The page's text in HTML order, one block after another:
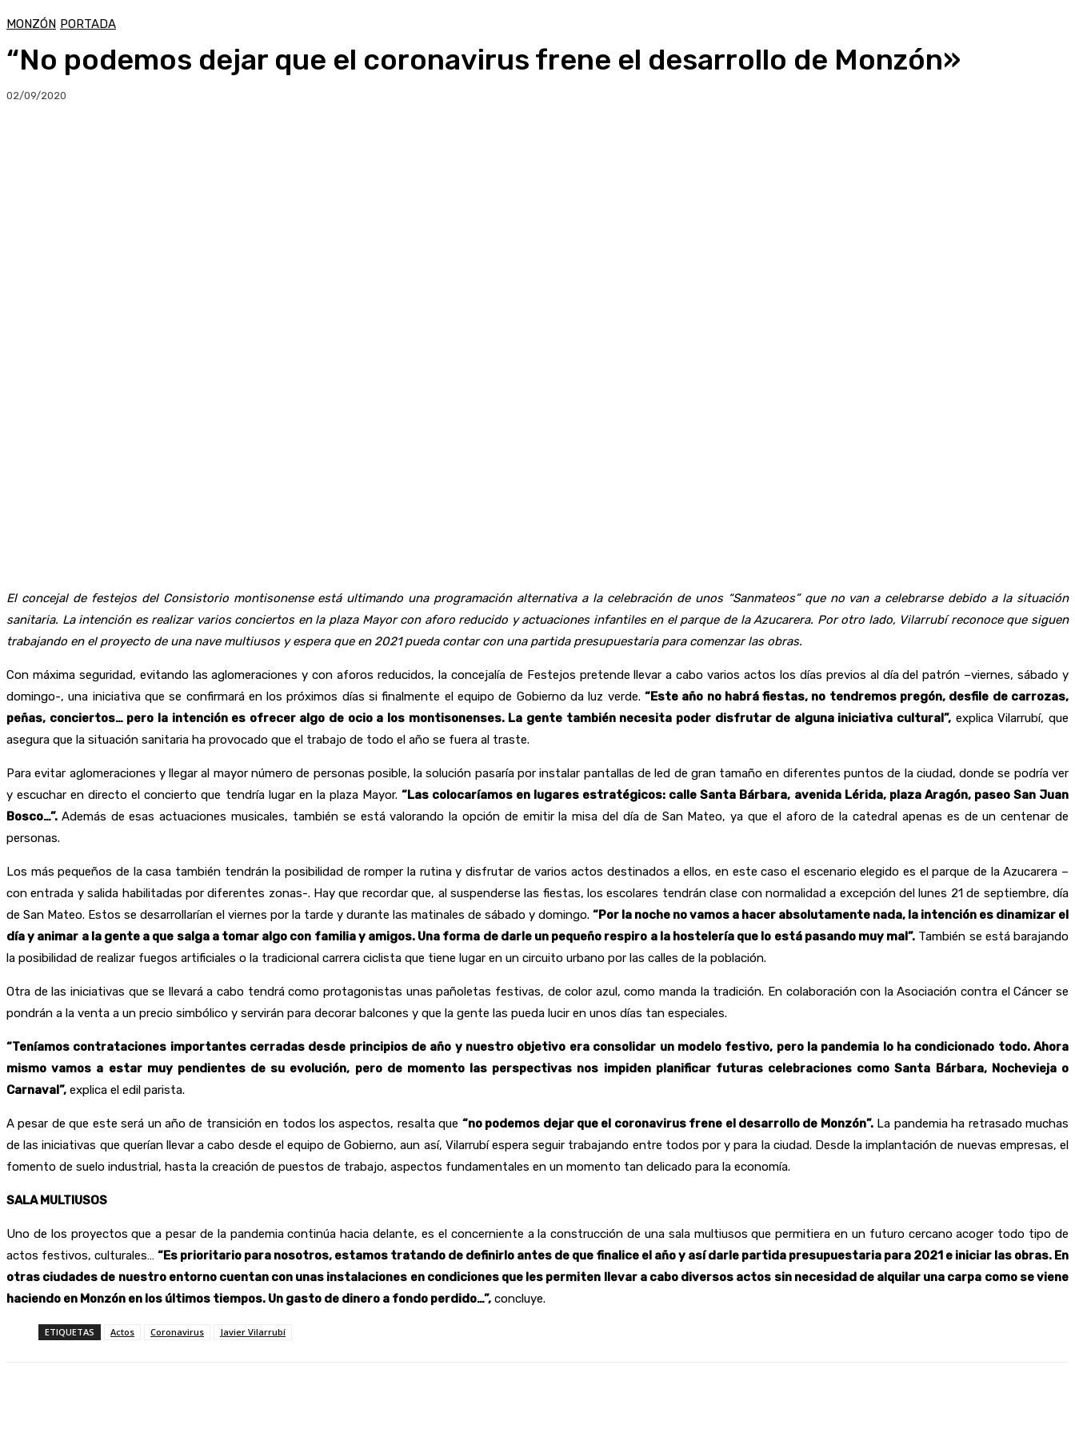
MONZÓN PORTADA
“No podemos dejar que el coronavirus frene el desarrollo de Monzón»
02/09/2020
El concejal de festejos del Consistorio montisonense está ultimando una programación alternativa a la celebración de unos “Sanmateos” que no van a celebrarse debido a la situación
sanitaria. La intención es realizar varios conciertos en la plaza Mayor con aforo reducido y actuaciones infantiles en el parque de la Azucarera. Por otro lado, Vilarrubí reconoce que siguen
trabajando en el proyecto de una nave multiusos y espera que en 2021 pueda contar con una partida presupuestaria para comenzar las obras.
Con máxima seguridad, evitando las aglomeraciones y con aforos reducidos, la concejalía de Festejos pretende llevar a cabo varios actos los días previos al día del patrón –viernes, sábado y
domingo-, una iniciativa que se confirmará en los próximos días si finalmente el equipo de Gobierno da luz verde. “Este año no habrá fiestas, no tendremos pregón, desfile de carrozas,
peñas, conciertos… pero la intención es ofrecer algo de ocio a los montisonenses. La gente también necesita poder disfrutar de alguna iniciativa cultural”, explica Vilarrubí, que
asegura que la situación sanitaria ha provocado que el trabajo de todo el año se fuera al traste.
Para evitar aglomeraciones y llegar al mayor número de personas posible, la solución pasaría por instalar pantallas de led de gran tamaño en diferentes puntos de la ciudad, donde se podría ver
y escuchar en directo el concierto que tendría lugar en la plaza Mayor. “Las colocaríamos en lugares estratégicos: calle Santa Bárbara, avenida Lérida, plaza Aragón, paseo San Juan
Bosco…”. Además de esas actuaciones musicales, también se está valorando la opción de emitir la misa del día de San Mateo, ya que el aforo de la catedral apenas es de un centenar de
personas.
Los más pequeños de la casa también tendrán la posibilidad de romper la rutina y disfrutar de varios actos destinados a ellos, en este caso el escenario elegido es el parque de la Azucarera –
con entrada y salida habilitadas por diferentes zonas-. Hay que recordar que, al suspenderse las fiestas, los escolares tendrán clase con normalidad a excepción del lunes 21 de septiembre, día
de San Mateo. Estos se desarrollarían el viernes por la tarde y durante las matinales de sábado y domingo. “Por la noche no vamos a hacer absolutamente nada, la intención es dinamizar el
día y animar a la gente a que salga a tomar algo con familia y amigos. Una forma de darle un pequeño respiro a la hostelería que lo está pasando muy mal”. También se está barajando
la posibilidad de realizar fuegos artificiales o la tradicional carrera ciclista que tiene lugar en un circuito urbano por las calles de la población.
Otra de las iniciativas que se llevará a cabo tendrá como protagonistas unas pañoletas festivas, de color azul, como manda la tradición. En colaboración con la Asociación contra el Cáncer se
pondrán a la venta a un precio simbólico y servirán para decorar balcones y que la gente las pueda lucir en unos días tan especiales.
“Teníamos contrataciones importantes cerradas desde principios de año y nuestro objetivo era consolidar un modelo festivo, pero la pandemia lo ha condicionado todo. Ahora
mismo vamos a estar muy pendientes de su evolución, pero de momento las perspectivas nos impiden planificar futuras celebraciones como Santa Bárbara, Nochevieja o
Carnaval”, explica el edil parista.
A pesar de que este será un año de transición en todos los aspectos, resalta que “no podemos dejar que el coronavirus frene el desarrollo de Monzón”.La pandemia ha retrasado muchas
de las iniciativas que querían llevar a cabo desde el equipo de Gobierno, aun así, Vilarrubí espera seguir trabajando entre todos por y para la ciudad. Desde la implantación de nuevas empresas, el
fomento de suelo industrial, hasta la creación de puestos de trabajo, aspectos fundamentales en un momento tan delicado para la economía.
SALA MULTIUSOS
Uno de los proyectos que a pesar de la pandemia continúa hacia delante, es el concerniente a la construcción de una sala multiusos que permitiera en un futuro cercano acoger todo tipo de
actos festivos, culturales…“Es prioritario para nosotros, estamos tratando de definirlo antes de que finalice el año y así darle partida presupuestaria para 2021 e iniciar las obras. En
otras ciudades de nuestro entorno cuentan con unas instalaciones en condiciones que les permiten llevar a cabo diversos actos sin necesidad de alquilar una carpa como se viene
haciendo en Monzón en los últimos tiempos. Un gasto de dinero a fondo perdido…”, concluye.
ETIQUETAS Actos Coronavirus Javier Vilarrubí